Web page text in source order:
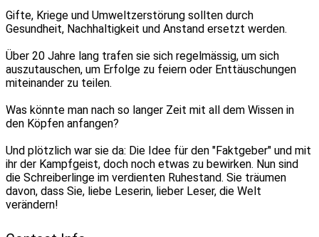
Gifte, Kriege und Umweltzerstörung sollten durch
Gesundheit, Nachhaltigkeit und Anstand ersetzt werden.
Über 20 Jahre lang trafen sie sich regelmässig, um sich
auszutauschen, um Erfolge zu feiern oder Enttäuschungen
miteinander zu teilen.
Was könnte man nach so langer Zeit mit all dem Wissen in
den Köpfen anfangen?
Und plötzlich war sie da: Die Idee für den "Faktgeber" und mit
ihr der Kampfgeist, doch noch etwas zu bewirken. Nun sind
die Schreiberlinge im verdienten Ruhestand. Sie träumen
davon, dass Sie, liebe Leserin, lieber Leser, die Welt
verändern!